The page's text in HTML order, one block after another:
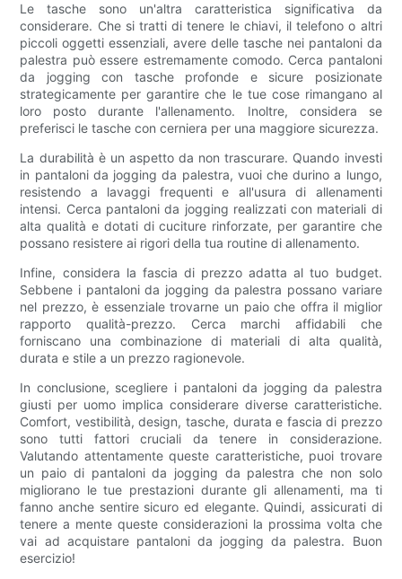
Le tasche sono un'altra caratteristica significativa da
considerare. Che si tratti di tenere le chiavi, il telefono o altri
piccoli oggetti essenziali, avere delle tasche nei pantaloni da
palestra può essere estremamente comodo. Cerca pantaloni
da jogging con tasche profonde e sicure posizionate
strategicamente per garantire che le tue cose rimangano al
loro posto durante l'allenamento. Inoltre, considera se
preferisci le tasche con cerniera per una maggiore sicurezza.
La durabilità è un aspetto da non trascurare. Quando investi
in pantaloni da jogging da palestra, vuoi che durino a lungo,
resistendo a lavaggi frequenti e all'usura di allenamenti
intensi. Cerca pantaloni da jogging realizzati con materiali di
alta qualità e dotati di cuciture rinforzate, per garantire che
possano resistere ai rigori della tua routine di allenamento.
Infine, considera la fascia di prezzo adatta al tuo budget.
Sebbene i pantaloni da jogging da palestra possano variare
nel prezzo, è essenziale trovarne un paio che offra il miglior
rapporto qualità-prezzo. Cerca marchi affidabili che
forniscano una combinazione di materiali di alta qualità,
durata e stile a un prezzo ragionevole.
In conclusione, scegliere i pantaloni da jogging da palestra
giusti per uomo implica considerare diverse caratteristiche.
Comfort, vestibilità, design, tasche, durata e fascia di prezzo
sono tutti fattori cruciali da tenere in considerazione.
Valutando attentamente queste caratteristiche, puoi trovare
un paio di pantaloni da jogging da palestra che non solo
migliorano le tue prestazioni durante gli allenamenti, ma ti
fanno anche sentire sicuro ed elegante. Quindi, assicurati di
tenere a mente queste considerazioni la prossima volta che
vai ad acquistare pantaloni da jogging da palestra. Buon
esercizio!